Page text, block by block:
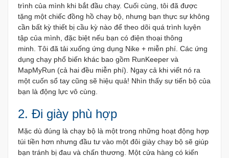
trình của mình khi bắt đầu chạy. Cuối cùng, tôi đã được
tặng một chiếc đồng hồ chạy bộ, nhưng bạn thực sự không
cần bất kỳ thiết bị cầu kỳ nào để theo dõi quá trình luyện
tập của mình, đặc biệt nếu bạn có điện thoại thông
minh. Tôi đã tải xuống ứng dụng Nike + miễn phí. Các ứng
dụng chạy phổ biến khác bao gồm RunKeeper và
MapMyRun (cả hai đều miễn phí). Ngay cả khi viết nó ra
một cuốn sổ tay cũng sẽ hiệu quả! Nhìn thấy sự tiến bộ của
bạn là động lực vô cùng.
2. Đi giày phù hợp
Mặc dù đúng là chạy bộ là một trong những hoạt động hợp
túi tiền hơn nhưng đầu tư vào một đôi giày chạy bộ sẽ giúp
bạn tránh bị đau và chấn thương. Một cửa hàng có kiến ​​